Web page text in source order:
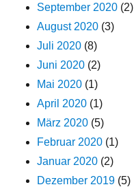
September 2020 (2)
August 2020 (3)
Juli 2020 (8)
Juni 2020 (2)
Mai 2020 (1)
April 2020 (1)
März 2020 (5)
Februar 2020 (1)
Januar 2020 (2)
Dezember 2019 (5)